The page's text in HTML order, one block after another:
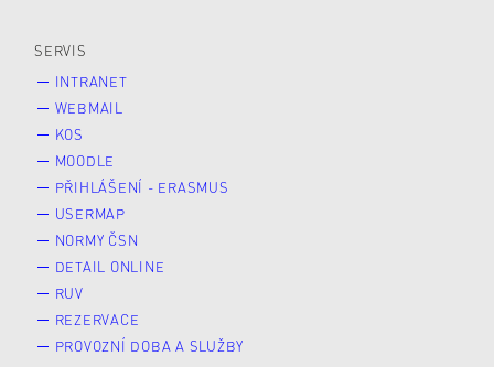
SERVIS
INTRANET
WEBMAIL
KOS
MOODLE
PŘIHLÁŠENÍ - ERASMUS
USERMAP
NORMY ČSN
DETAIL ONLINE
RUV
REZERVACE
PROVOZNÍ DOBA A SLUŽBY